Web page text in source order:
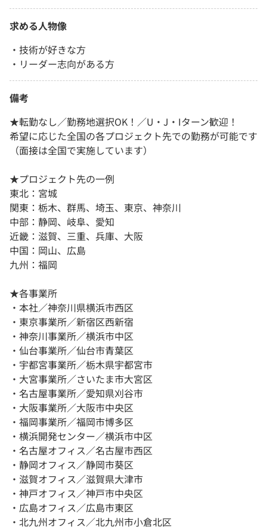
求める人物像
・技術が好きな方
・リーダー志向がある方
備考
★転勤なし／勤務地選択OK！／U・J・Iターン歓迎！
希望に応じた全国の各プロジェクト先での勤務が可能です
（面接は全国で実施しています）
★プロジェクト先の一例
東北：宮城
関東：栃木、群馬、埼玉、東京、神奈川
中部：静岡、岐阜、愛知
近畿：滋賀、三重、兵庫、大阪
中国：岡山、広島
九州：福岡
★各事業所
・本社／神奈川県横浜市西区
・東京事業所／新宿区西新宿
・神奈川事業所／横浜市中区
・仙台事業所／仙台市青葉区
・宇都宮事業所／栃木県宇都宮市
・大宮事業所／さいたま市大宮区
・名古屋事業所／愛知県刈谷市
・大阪事業所／大阪市中央区
・福岡事業所／福岡市博多区
・横浜開発センター／横浜市中区
・名古屋オフィス／名古屋市西区
・静岡オフィス／静岡市葵区
・滋賀オフィス／滋賀県大津市
・神戸オフィス／神戸市中央区
・広島オフィス／広島市東区
・北九州オフィス／北九州市小倉北区